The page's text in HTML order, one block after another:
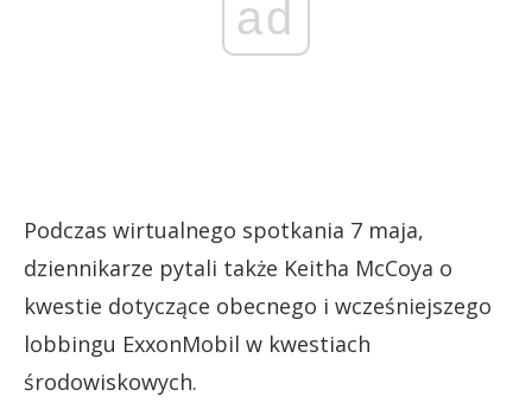
ad
Podczas wirtualnego spotkania 7 maja,
dziennikarze pytali także Keitha McCoya o
kwestie dotyczące obecnego i wcześniejszego
lobbingu ExxonMobil w kwestiach
środowiskowych.